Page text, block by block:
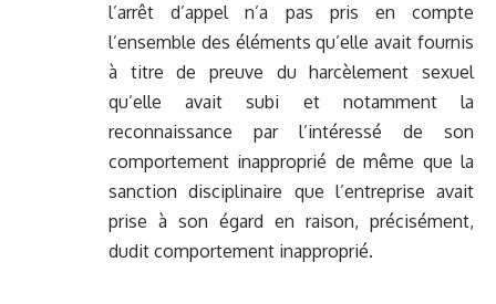
l’arrêt d’appel n’a pas pris en compte
l’ensemble des éléments qu’elle avait fournis
à titre de preuve du harcèlement sexuel
qu’elle avait subi et notamment la
reconnaissance par l’intéressé de son
comportement inapproprié de même que la
sanction disciplinaire que l’entreprise avait
prise à son égard en raison, précisément,
dudit comportement inapproprié.